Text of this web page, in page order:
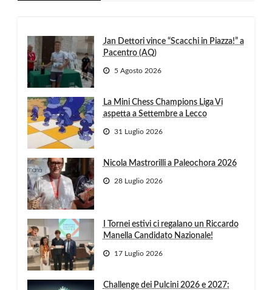
Jan Dettori vince “Scacchi in Piazza!” a
Pacentro (AQ)
5 Agosto 2026
La Mini Chess Champions Liga Vi
aspetta a Settembre a Lecco
31 Luglio 2026
Nicola Mastrorilli a Paleochora 2026
28 Luglio 2026
I Tornei estivi ci regalano un Riccardo
Manella Candidato Nazionale!
17 Luglio 2026
Challenge dei Pulcini 2026 e 2027: